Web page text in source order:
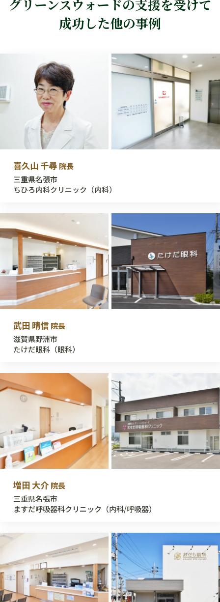
グリーンスウォードの支援を受けて
成功した他の事例
喜久山 千尋 院長
三重県名張市
ちひろ内科クリニック（内科）
武田 晴信 院長
滋賀県野洲市
たけだ眼科（眼科）
増田 大介 院長
三重県名張市
ますだ呼吸器科クリニック（内科/呼吸器）